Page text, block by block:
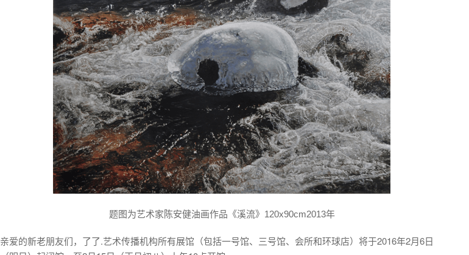
题图为艺术家陈安健油画作品《溪流》120x90cm2013年
亲爱的新老朋友们，了了.艺术传播机构所有展馆（包括一号馆、三号馆、会所和环球店）将于2016年2月6日